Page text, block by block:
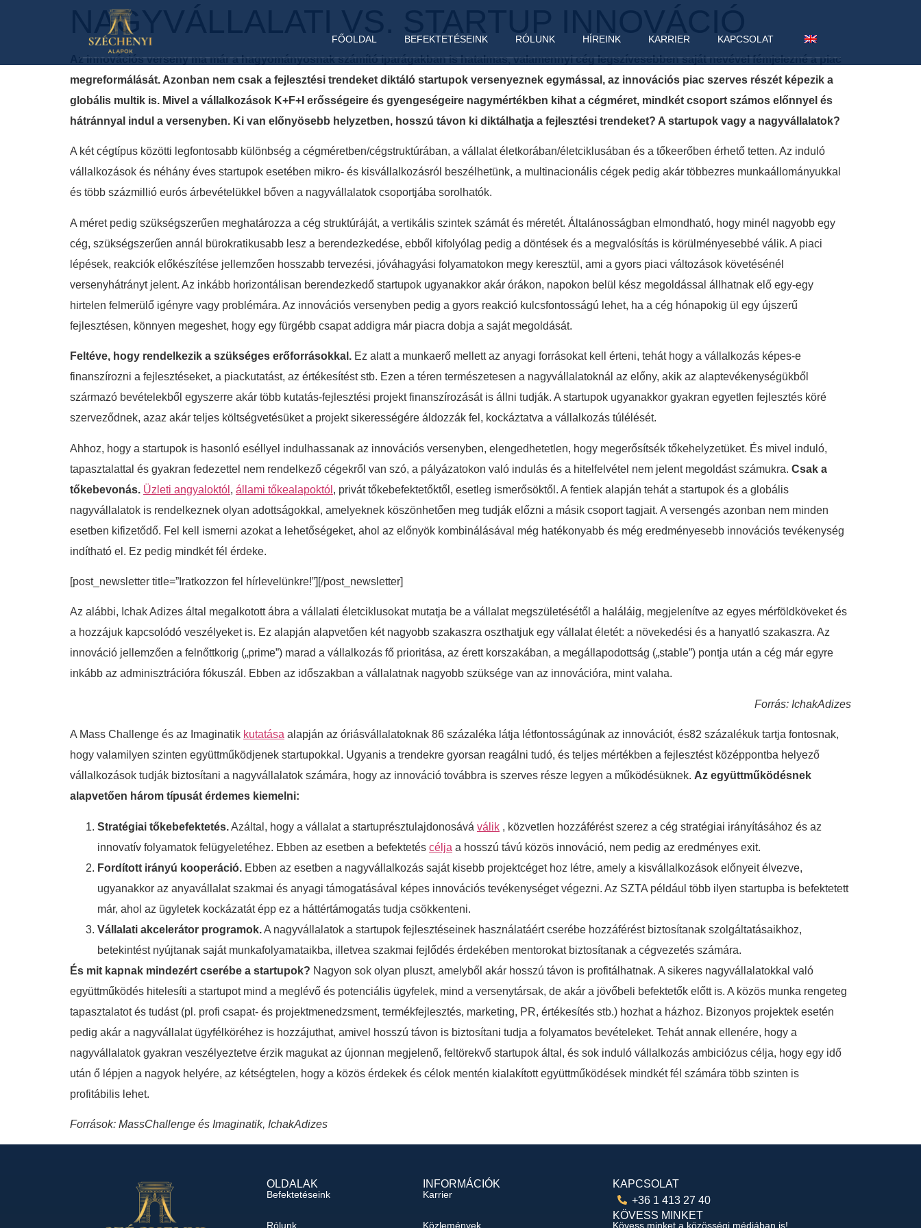
FŐOLDAL BEFEKTETÉSEINK RÓLUNK HÍREINK KARRIER KAPCSOLAT
NAGYVÁLLALATI VS. STARTUP INNOVÁCIÓ
Az innovációs verseny ma már a hagyományosnak számító iparágakban is hatalmas, valamennyi cég legszívesebben saját nevével fémjelezné a piac
megreformálását. Azonban nem csak a fejlesztési trendeket diktáló startupok versenyeznek egymással, az innovációs piac szerves részét képezik a
globális multik is. Mivel a vállalkozások K+F+I erősségeire és gyengeségeire nagymértékben kihat a cégméret, mindkét csoport számos előnnyel és
hátránnyal indul a versenyben. Ki van előnyösebb helyzetben, hosszú távon ki diktálhatja a fejlesztési trendeket? A startupok vagy a nagyvállalatok?
A két cégtípus közötti legfontosabb különbség a cégméretben/cégstruktúrában, a vállalat életkorában/életciklusában és a tőkeerőben érhető tetten. Az induló
vállalkozások és néhány éves startupok esetében mikro- és kisvállalkozásról beszélhetünk, a multinacionális cégek pedig akár többezres munkaállományukkal
és több százmillió eurós árbevételükkel bőven a nagyvállalatok csoportjába sorolhatók.
A méret pedig szükségszerűen meghatározza a cég struktúráját, a vertikális szintek számát és méretét. Általánosságban elmondható, hogy minél nagyobb egy
cég, szükségszerűen annál bürokratikusabb lesz a berendezkedése, ebből kifolyólag pedig a döntések és a megvalósítás is körülményesebbé válik. A piaci
lépések, reakciók előkészítése jellemzően hosszabb tervezési, jóváhagyási folyamatokon megy keresztül, ami a gyors piaci változások követésénél
versenyhátrányt jelent. Az inkább horizontálisan berendezkedő startupok ugyanakkor akár órákon, napokon belül kész megoldással állhatnak elő egy-egy
hirtelen felmerülő igényre vagy problémára. Az innovációs versenyben pedig a gyors reakció kulcsfontosságú lehet, ha a cég hónapokig ül egy újszerű
fejlesztésen, könnyen megeshet, hogy egy fürgébb csapat addigra már piacra dobja a saját megoldását.
Feltéve, hogy rendelkezik a szükséges erőforrásokkal. Ez alatt a munkaerő mellett az anyagi forrásokat kell érteni, tehát hogy a vállalkozás képes-e
finanszírozni a fejlesztéseket, a piackutatást, az értékesítést stb. Ezen a téren természetesen a nagyvállalatoknál az előny, akik az alaptevékenységükből
származó bevételekből egyszerre akár több kutatás-fejlesztési projekt finanszírozását is állni tudják. A startupok ugyanakkor gyakran egyetlen fejlesztés köré
szerveződnek, azaz akár teljes költségvetésüket a projekt sikerességére áldozzák fel, kockáztatva a vállalkozás túlélését.
Ahhoz, hogy a startupok is hasonló eséllyel indulhassanak az innovációs versenyben, elengedhetetlen, hogy megerősítsék tőkehelyzetüket. És mivel induló,
tapasztalattal és gyakran fedezettel nem rendelkező cégekről van szó, a pályázatokon való indulás és a hitelfelvétel nem jelent megoldást számukra. Csak a
tőkebevonás. Üzleti angyaloktól , állami tőkealapoktól , privát tőkebefektetőktől, esetleg ismerősöktől. A fentiek alapján tehát a startupok és a globális
nagyvállalatok is rendelkeznek olyan adottságokkal, amelyeknek köszönhetően meg tudják előzni a másik csoport tagjait. A versengés azonban nem minden
esetben kifizetődő. Fel kell ismerni azokat a lehetőségeket, ahol az előnyök kombinálásával még hatékonyabb és még eredményesebb innovációs tevékenység
indítható el. Ez pedig mindkét fél érdeke.
[post_newsletter title=”Iratkozzon fel hírlevelünkre!”][/post_newsletter]
Az alábbi, Ichak Adizes által megalkotott ábra a vállalati életciklusokat mutatja be a vállalat megszületésétől a haláláig, megjelenítve az egyes mérföldköveket és
a hozzájuk kapcsolódó veszélyeket is. Ez alapján alapvetően két nagyobb szakaszra oszthatjuk egy vállalat életét: a növekedési és a hanyatló szakaszra. Az
innováció jellemzően a felnőttkorig („prime”) marad a vállalkozás fő prioritása, az érett korszakában, a megállapodottság („stable”) pontja után a cég már egyre
inkább az adminisztrációra fókuszál. Ebben az időszakban a vállalatnak nagyobb szüksége van az innovációra, mint valaha.
Forrás: IchakAdizes
A Mass Challenge és az Imaginatik kutatása alapján az óriásvállalatoknak 86 százaléka látja létfontosságúnak az innovációt, és82 százalékuk tartja fontosnak,
hogy valamilyen szinten együttműködjenek startupokkal. Ugyanis a trendekre gyorsan reagálni tudó, és teljes mértékben a fejlesztést középpontba helyező
vállalkozások tudják biztosítani a nagyvállalatok számára, hogy az innováció továbbra is szerves része legyen a működésüknek. Az együttműködésnek
alapvetően három típusát érdemes kiemelni:
Stratégiai tőkebefektetés.Azáltal, hogy a vállalat a startuprésztulajdonosává válik , közvetlen hozzáférést szerez a cég stratégiai irányításához és az
innovatív folyamatok felügyeletéhez. Ebben az esetben a befektetés célja a hosszú távú közös innováció, nem pedig az eredményes exit.
Fordított irányú kooperáció. Ebben az esetben a nagyvállalkozás saját kisebb projektcéget hoz létre, amely a kisvállalkozások előnyeit élvezve,
ugyanakkor az anyavállalat szakmai és anyagi támogatásával képes innovációs tevékenységet végezni. Az SZTA például több ilyen startupba is befektetett
már, ahol az ügyletek kockázatát épp ez a háttértámogatás tudja csökkenteni.
Vállalati akcelerátor programok.A nagyvállalatok a startupok fejlesztéseinek használatáért cserébe hozzáférést biztosítanak szolgáltatásaikhoz,
betekintést nyújtanak saját munkafolyamataikba, illetvea szakmai fejlődés érdekében mentorokat biztosítanak a cégvezetés számára.
És mit kapnak mindezért cserébe a startupok? Nagyon sok olyan pluszt, amelyből akár hosszú távon is profitálhatnak. A sikeres nagyvállalatokkal való
együttműködés hitelesíti a startupot mind a meglévő és potenciális ügyfelek, mind a versenytársak, de akár a jövőbeli befektetők előtt is. A közös munka rengeteg
tapasztalatot és tudást (pl. profi csapat- és projektmenedzsment, termékfejlesztés, marketing, PR, értékesítés stb.) hozhat a házhoz. Bizonyos projektek esetén
pedig akár a nagyvállalat ügyfélköréhez is hozzájuthat, amivel hosszú távon is biztosítani tudja a folyamatos bevételeket. Tehát annak ellenére, hogy a
nagyvállalatok gyakran veszélyeztetve érzik magukat az újonnan megjelenő, feltörekvő startupok által, és sok induló vállalkozás ambiciózus célja, hogy egy idő
után ő lépjen a nagyok helyére, az kétségtelen, hogy a közös érdekek és célok mentén kialakított együttműködések mindkét fél számára több szinten is
profitábilis lehet.
Források: MassChallenge és Imaginatik, IchakAdizes
OLDALAK
Befektetéseink
Rólunk
INFORMÁCIÓK
Karrier
Közlemények
KAPCSOLAT
+36 1 413 27 40
KÖVESS MINKET
Kövess minket a közösségi médiában is!